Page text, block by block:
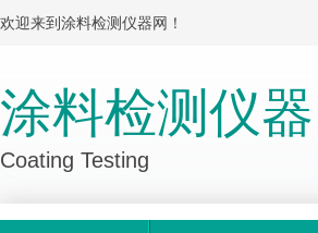
欢迎来到涂料检测仪器网！
涂料检测仪器
Coating Testing